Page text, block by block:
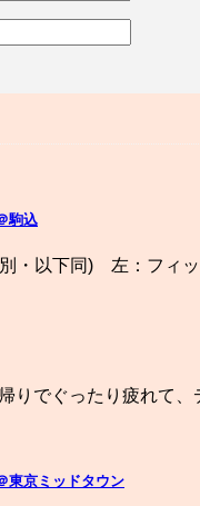
駒込
・以下同) 左：フィ
りでぐったり疲れて
東京ミッドタウン